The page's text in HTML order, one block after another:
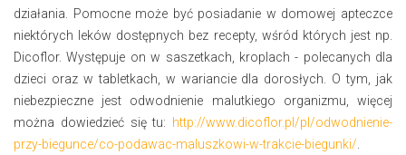
działania. Pomocne może być posiadanie w domowej apteczce
niektórych leków dostępnych bez recepty, wśród których jest np.
Dicoflor. Występuje on w saszetkach, kroplach - polecanych dla
dzieci oraz w tabletkach, w wariancie dla dorosłych. O tym, jak
niebezpieczne jest odwodnienie malutkiego organizmu, więcej
można dowiedzieć się tu: http://www.dicoflor.pl/pl/odwodnienie-
przy-biegunce/co-podawac-maluszkowi-w-trakcie-biegunki/